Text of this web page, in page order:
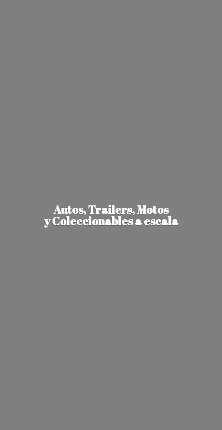
Autos, Trailers, Motos
y Coleccionablesa escala